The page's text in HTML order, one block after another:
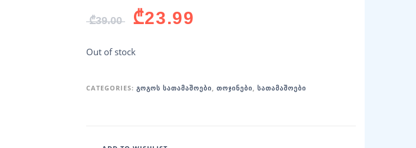
₾39.00 ₾23.99
Out of stock
CATEGORIES: ᲒᲝᲒᲝᲡ ᲡᲐᲗᲐᲛᲐᲨᲝᲔᲑᲘ, ᲗᲝᲯᲘᲜᲔᲑᲘ, ᲡᲐᲗᲐᲛᲐᲨᲝᲔᲑᲘ